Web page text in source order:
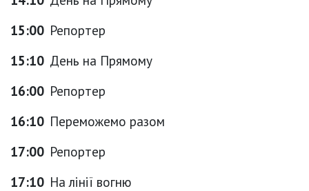
15:00 Репортер
15:10 День на Прямому
16:00 Репортер
16:10 Переможемо разом
17:00 Репортер
17:10 На лінії вогню